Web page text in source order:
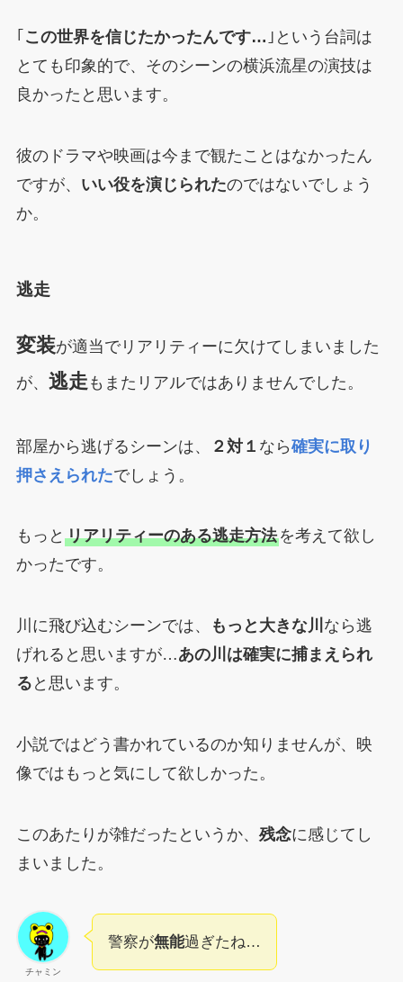
｢ この世界を信じたかったんです… ｣という台詞は
とても印象的で、そのシーンの横浜流星の演技は
良かったと思います。
彼のドラマや映画は今まで観たことはなかったん
ですが、 いい役を演じられたのではないでしょう
か。
逃走
変装が適当でリアリティーに欠けてしまいました
が、 逃走 もまたリアルではありませんでした。
部屋から逃げるシーンは、 ２対１ なら確実に取り
押さえられたでしょう。
もっと リアリティーのある逃走方法を考えて欲し
かったです。
川に飛び込むシーンでは、 もっと大きな川 なら逃
げれると思いますが…あの川は確実に捕まえられ
る と思います。
小説ではどう書かれているのか知りませんが、映
像ではもっと気にして欲しかった。
このあたりが雑だったというか、 残念に感じてし
まいました。
チャミン
警察が無能過ぎたね…